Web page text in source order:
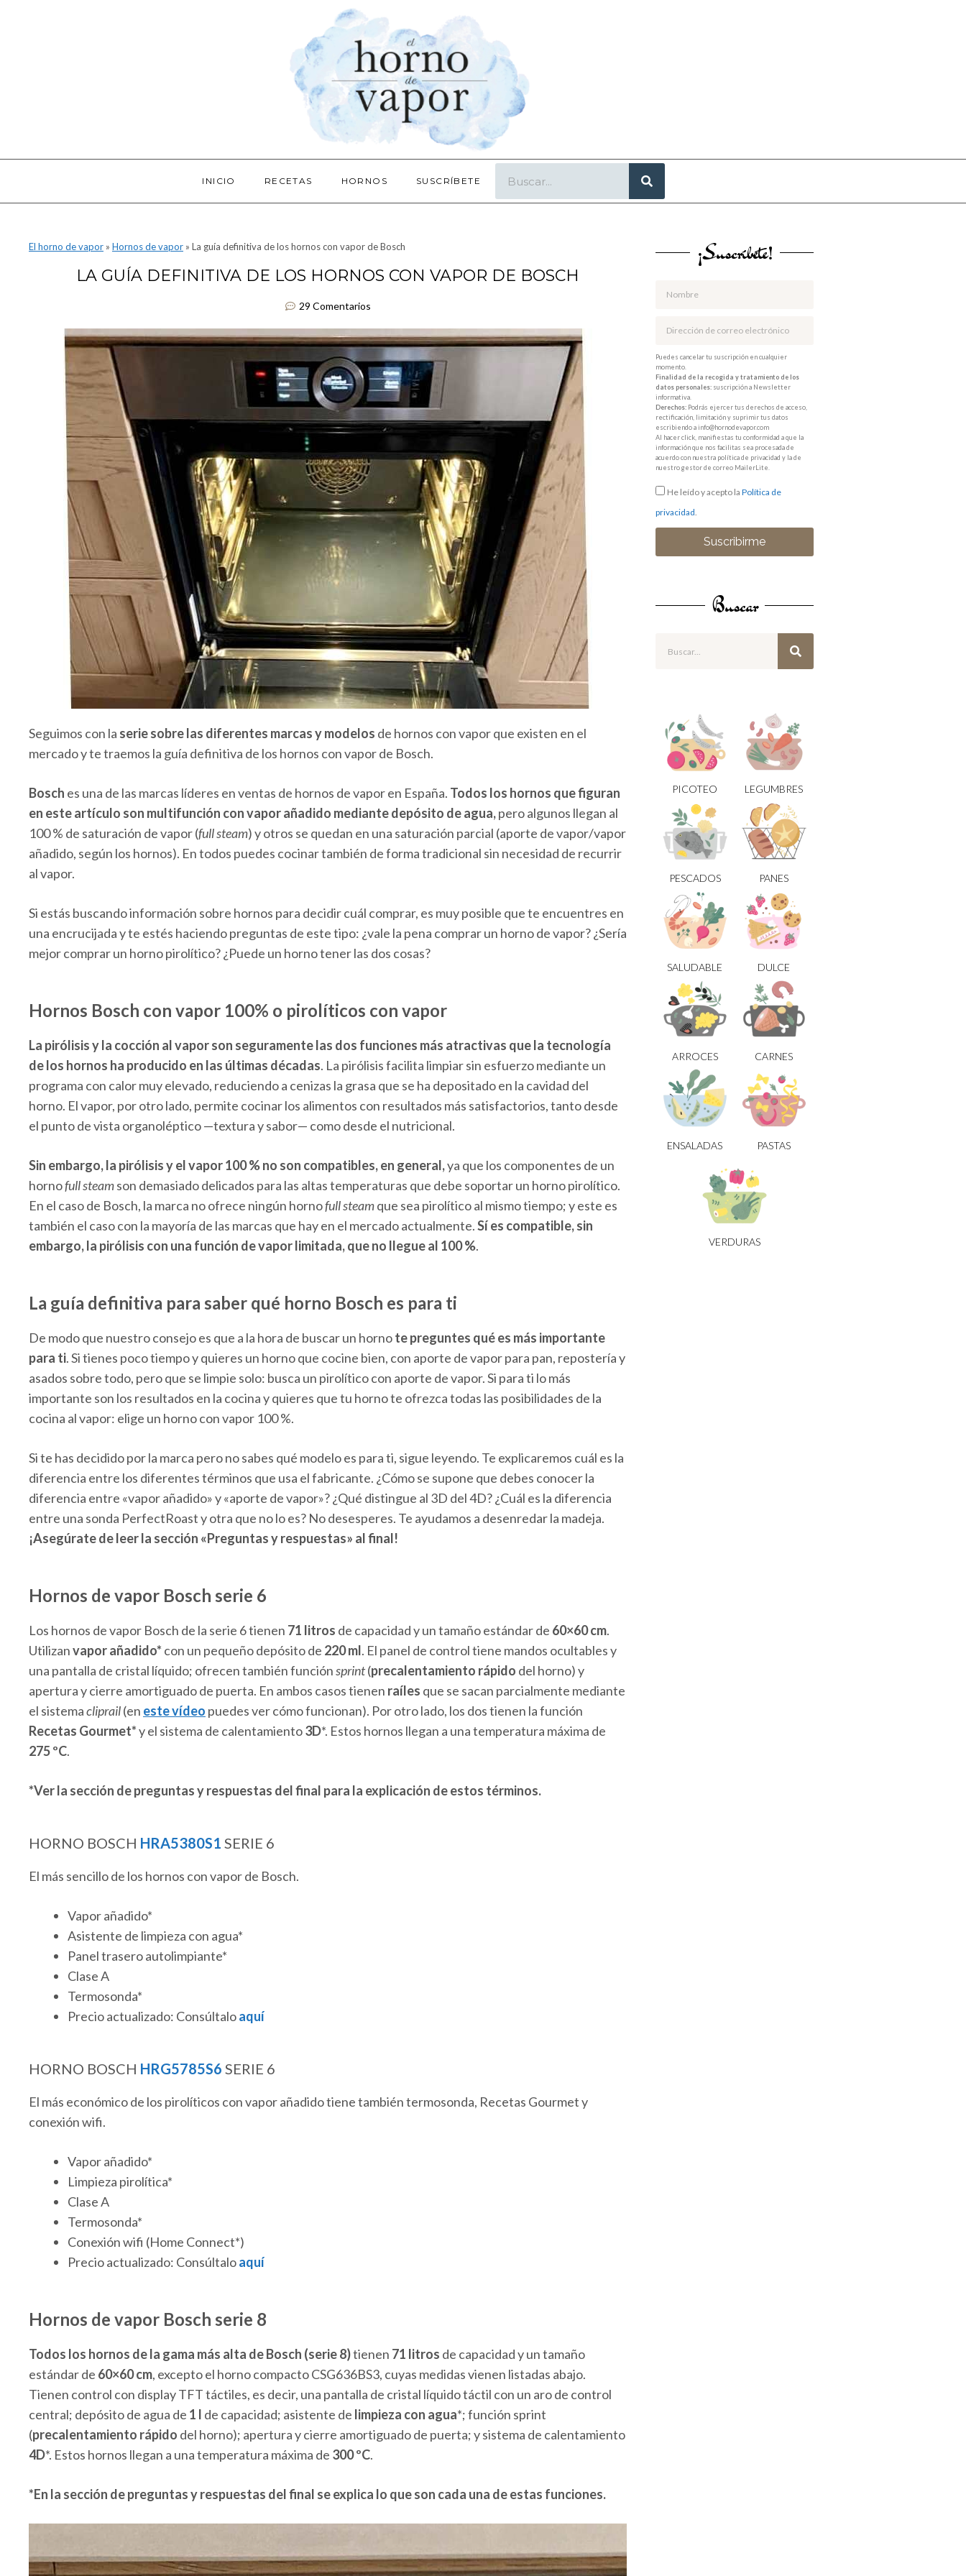
INICIO RECETAS HORNOS SUSCRÍBETE
El horno de vapor » Hornos de vapor » La guía definitiva de los hornos con vapor de Bosch
LA GUÍA DEFINITIVA DE LOS HORNOS CON VAPOR DE BOSCH
29 Comentarios
Seguimos con la serie sobre las diferentes marcas y modelos de hornos con vapor que existen en el
mercado y te traemos la guía definitiva de los hornos con vapor de Bosch.
Bosch es una de las marcas líderes en ventas de hornos de vapor en España. Todos los hornos que figuran
en este artículo son multifunción con vapor añadido mediante depósito de agua,pero algunos llegan al
100 % de saturación de vapor (full steam) y otros se quedan en una saturación parcial (aporte de vapor/vapor
añadido, según los hornos). En todos puedes cocinar también de forma tradicional sin necesidad de recurrir
al vapor.
Si estás buscando información sobre hornos para decidir cuál comprar, es muy posible que te encuentres en
una encrucijada y te estés haciendo preguntas de este tipo: ¿vale la pena comprar un horno de vapor? ¿Sería
mejor comprar un horno pirolítico? ¿Puede un horno tener las dos cosas?
Hornos Bosch con vapor 100% o pirolíticos con vapor
La pirólisis y la cocción al vapor son seguramente las dos funciones más atractivas que la tecnología
de los hornos ha producido en las últimas décadas. La pirólisis facilita limpiar sin esfuerzo mediante un
programa con calor muy elevado, reduciendo a cenizas la grasa que se ha depositado en la cavidad del
horno. El vapor, por otro lado, permite cocinar los alimentos con resultados más satisfactorios, tanto desde
el punto de vista organoléptico —textura y sabor— como desde el nutricional.
Sin embargo, la pirólisis y el vapor 100 % no son compatibles, en general,ya que los componentes de un
hornofull steamson demasiado delicados para las altas temperaturas que debe soportar un horno pirolítico.
En el caso de Bosch, la marca no ofrece ningún hornofull steamque sea pirolítico al mismo tiempo; y este es
también el caso con la mayoría de las marcas que hay en el mercado actualmente.Sí es compatible, sin
embargo, la pirólisis con una función de vapor limitada, que no llegue al 100 %.
La guía definitiva para saber qué horno Bosch es para ti
De modo que nuestro consejo es que a la hora de buscar un hornote preguntes qué es más importante
para ti. Si tienes poco tiempo y quieres un horno que cocine bien, con aporte de vapor para pan, repostería y
asados sobre todo, pero que se limpie solo: busca un pirolítico con aporte de vapor. Si para ti lo más
importante son los resultados en la cocina y quieres que tu horno te ofrezca todas las posibilidades de la
cocina al vapor: elige un horno con vapor 100 %.
Si te has decidido por la marca pero no sabes qué modelo es para ti, sigue leyendo. Te explicaremos cuál es la
diferencia entre los diferentes términos que usa el fabricante. ¿Cómo se supone que debes conocer la
diferencia entre «vapor añadido» y «aporte de vapor»? ¿Qué distingue al 3D del 4D? ¿Cuál es la diferencia
entre una sonda PerfectRoast y otra que no lo es? No desesperes. Te ayudamos a desenredar la madeja.
¡Asegúrate de leer la sección «Preguntas y respuestas» al final!
Hornos de vapor Bosch serie 6
Los hornos de vapor Bosch de la serie 6 tienen 71 litros de capacidad y un tamaño estándar de 60×60 cm.
Utilizanvapor añadido* con un pequeño depósito de 220 ml. El panel de control tiene mandos ocultables y
una pantalla de cristal líquido; ofrecen también funciónsprint(precalentamiento rápido del horno) y
apertura y cierre amortiguado de puerta. En ambos casos tienen raíles que se sacan parcialmente mediante
el sistemacliprail(en este vídeo puedes ver cómo funcionan). Por otro lado, los dos tienen la función
Recetas Gourmet*y el sistema de calentamiento3D*. Estos hornos llegan a una temperatura máxima de
275 ºC.
*Ver la sección de preguntas y respuestas del final para la explicación de estos términos.
HORNO BOSCH HRA5380S1 SERIE 6
El más sencillo de los hornos con vapor de Bosch.
Vapor añadido*
Asistente de limpieza con agua*
Panel trasero autolimpiante*
Clase A
Termosonda*
Precio actualizado: Consúltaloaquí
HORNO BOSCH HRG5785S6 SERIE 6
El más económico de los pirolíticos con vapor añadido tiene también termosonda, Recetas Gourmet y
conexión wifi.
Vapor añadido*
Limpieza pirolítica*
Clase A
Termosonda*
Conexión wifi (Home Connect*)
Precio actualizado: Consúltaloaquí
Hornos de vapor Bosch serie 8
Todos los hornos de la gama más alta de Bosch (serie 8)tienen 71 litros de capacidad y un tamaño
estándar de 60×60 cm, excepto el horno compacto CSG636BS3, cuyas medidas vienen listadas abajo.
Tienen control con display TFT táctiles, es decir, una pantalla de cristal líquido táctil con un aro de control
central; depósito de agua de 1 l de capacidad; asistente de limpieza con agua*; función sprint
(precalentamiento rápido del horno); apertura y cierre amortiguado de puerta; y sistema de calentamiento
4D*. Estos hornos llegan a una temperatura máxima de 300 ºC.
*En la sección de preguntas y respuestas del final se explica lo que son cada una de estas funciones.
¡Suscríbete!
Puedes cancelar tu suscripción en cualquier
momento.
Finalidad de la recogida y tratamiento de los
datos personales: suscripción a Newsletter
informativa.
Derechos: Podrás ejercer tus derechos de acceso,
rectificación, limitación y suprimir tus datos
escribiendo a info@hornodevapor.com
Al hacer click, manifiestas tu conformidad a que la
información que nos facilitas sea procesada de
acuerdo con nuestra política de privacidad y la de
nuestro gestor de correo MailerLite.
He leído y acepto la Política de
privacidad.
Suscribirme
Buscar
PICOTEO
PESCADOS
SALUDABLE
ARROCES
ENSALADAS
LEGUMBRES
PANES
DULCE
CARNES
PASTAS
VERDURAS